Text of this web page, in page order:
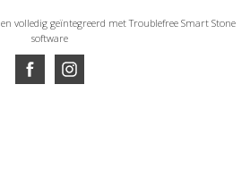
en volledig geïntegreerd met Troublefree Smart Stone
software